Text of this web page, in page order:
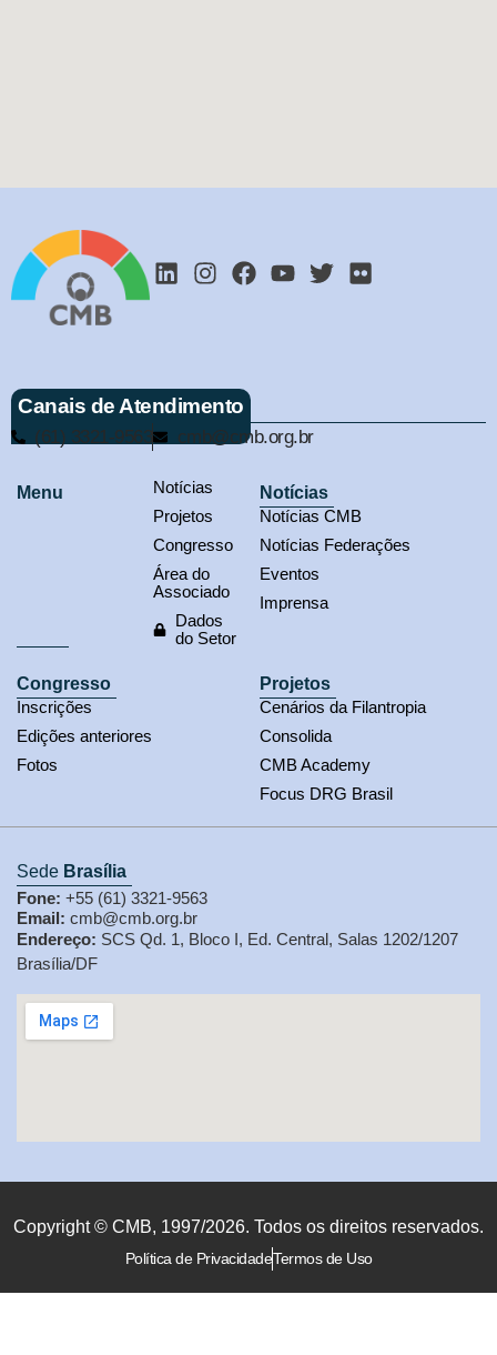
Canais de Atendimento
(61) 3321-9563 cmb@cmb.org.br
Menu
Notícias
Projetos
Congresso
Área do
Associado
Dados
do Setor
Notícias
Notícias CMB
Notícias Federações
Eventos
Imprensa
Congresso
Inscrições
Edições anteriores
Fotos
Projetos
Cenários da Filantropia
Consolida
CMB Academy
Focus DRG Brasil
Sede Brasília
Fone: +55 (61) 3321-9563
Email: cmb@cmb.org.br
Endereço: SCS Qd. 1, Bloco I, Ed. Central, Salas 1202/1207
Brasília/DF
Copyright © CMB, 1997/2026. Todos os direitos reservados.
Política de PrivacidadeTermos de Uso